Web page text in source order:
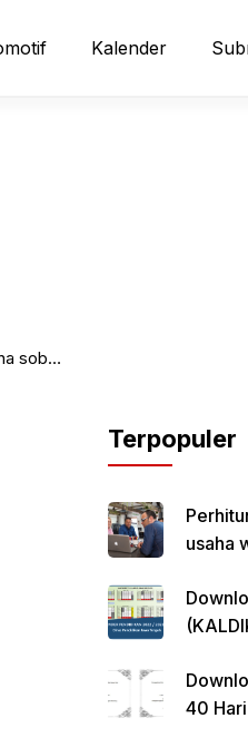
Kalender
sobat
Terpopuler
usaha
40